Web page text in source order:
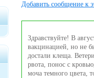
Добавить сообщение к
Здравствуйте! В
вакцинацией, но не
достали клеща.
рвота, понос с
моча темного цвета,